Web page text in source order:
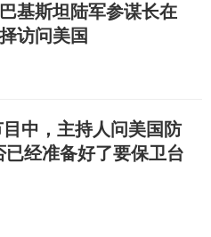
基斯坦陆军参谋长在
访问美国
中，主持人问美国防
经准备好了要保卫台